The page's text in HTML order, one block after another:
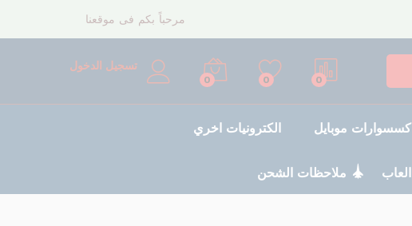
مرحباً بكم فى موقعنا
0
0
0
تسجيل الدخول
اكسسوارات موبايل الكترونيات اخري
العاب ملاحظات الشحن
90,00